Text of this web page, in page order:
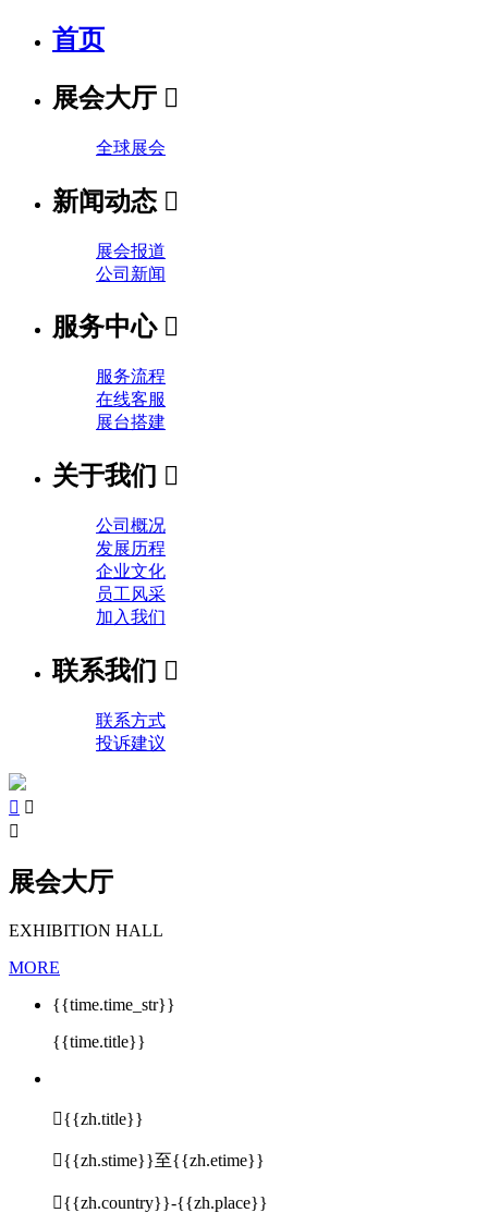
首页
展会大厅 
全球展会
新闻动态 
展会报道
公司新闻
服务中心 
服务流程
在线客服
展台搭建
关于我们 
公司概况
发展历程
企业文化
员工风采
加入我们
联系我们 
联系方式
投诉建议
 

展会大厅
EXHIBITION HALL
MORE
{{time.time_str}}
{{time.title}}
{{zh.title}}
{{zh.stime}}至{{zh.etime}}
{{zh.country}}-{{zh.place}}